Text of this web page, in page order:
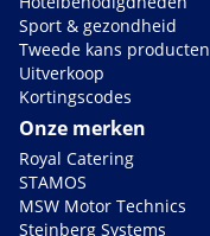
Sport & gezondheid
Tweede kans producten
Uitverkoop
Kortingscodes
Onze merken
Royal Catering
STAMOS
MSW Motor Technics
Steinberg Systems